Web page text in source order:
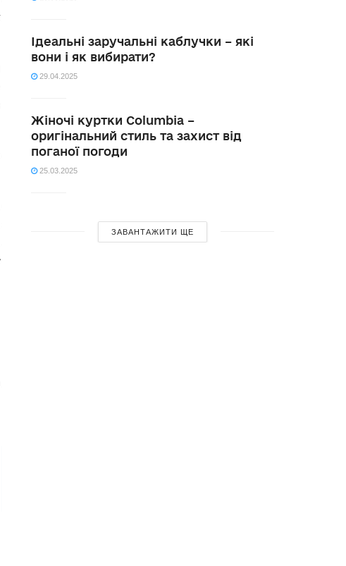
Ідеальні заручальні каблучки – які
вони і як вибирати?
29.04.2025
Жіночі куртки Columbia –
оригінальний стиль та захист від
поганої погоди
25.03.2025
ЗАВАНТАЖИТИ ЩЕ